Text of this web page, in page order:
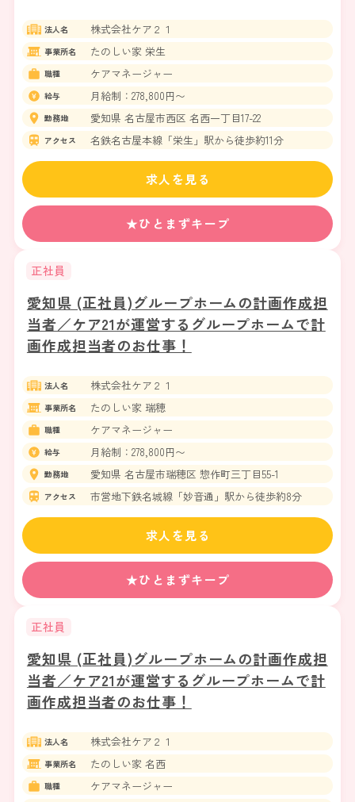
法人名 株式会社ケア２１
事業所名 たのしい家 栄生
職種 ケアマネージャー
給与 月給制：278,800円〜
勤務地 愛知県 名古屋市西区 名西一丁目17-22
アクセス 名鉄名古屋本線「栄生」駅から徒歩約11分
★ひとまずキープ
求人を見る
正社員
愛知県 (正社員)グループホームの計画作成担
当者／ケア21が運営するグループホームで計
画作成担当者のお仕事！
法人名 株式会社ケア２１
事業所名 たのしい家 瑞穂
職種 ケアマネージャー
給与 月給制：278,800円〜
勤務地 愛知県 名古屋市瑞穂区 惣作町三丁目55-1
アクセス 市営地下鉄名城線「妙音通」駅から徒歩約8分
★ひとまずキープ
求人を見る
正社員
愛知県 (正社員)グループホームの計画作成担
当者／ケア21が運営するグループホームで計
画作成担当者のお仕事！
法人名 株式会社ケア２１
事業所名 たのしい家 名西
職種
ケアマネージャー